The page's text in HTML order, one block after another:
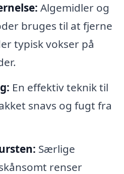
Algemidler og
bruges til at fjerne
typisk vokser på
En effektiv teknik til
snavs og fugt fra
Særlige
renser